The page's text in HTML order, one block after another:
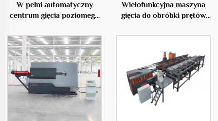
W pełni automatyczny
centrum gięcia poziomego
Wielofunkcyjna maszyna
gięcia do obróbki prętów